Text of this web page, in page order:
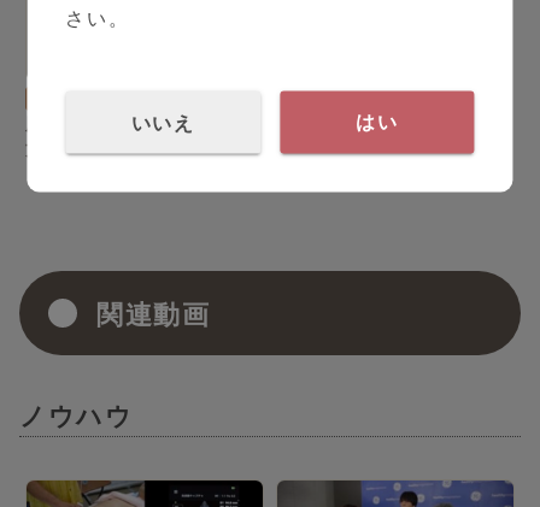
肘関節の超音波診断_5：後
方型野球肘 編
関連動画
ノウハウ
さい。
いいえ はい